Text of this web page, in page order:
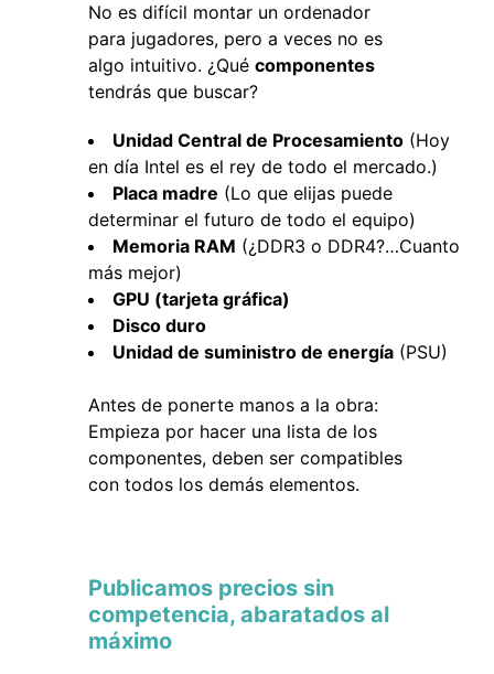
No es difícil montar un ordenador
para jugadores, pero a veces no es
algo intuitivo. ¿Qué componentes
tendrás que buscar?
Unidad Central de Procesamiento (Hoy
en día Intel es el rey de todo el mercado.)
Placa madre (Lo que elijas puede
determinar el futuro de todo el equipo)
Memoria RAM (¿DDR3 o DDR4?…Cuanto
más mejor)
GPU (tarjeta gráfica)
Disco duro
Unidad de suministro de energía (PSU)
Antes de ponerte manos a la obra:
Empieza por hacer una lista de los
componentes, deben ser compatibles
con todos los demás elementos.
Publicamos precios sin
competencia, abaratados al
máximo